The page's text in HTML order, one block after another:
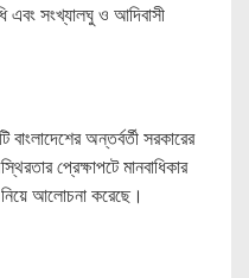
এবং সংখ্যালঘু ও আদিবাসী
অন্তর্বর্তী সরকারের
প্রেক্ষাপটে মানবাধিকার
নিয়ে আলোচনা করেছে।